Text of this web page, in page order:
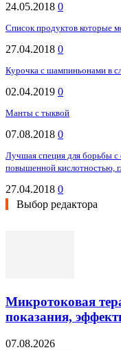
24.05.2018 0
Список продуктов которые
27.04.2018 0
Курочка с шампиньонами в
02.04.2019 0
Манты с тыквой
07.08.2018 0
Лучшая специя для борьбы
повышенной кислотностью,
27.04.2018 0
Выбор редактора
Микротоковая
показания,
07.08.2026